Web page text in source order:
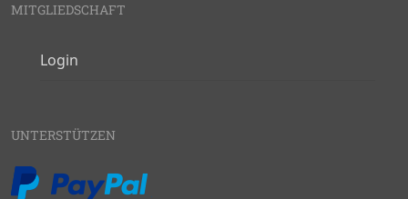
MITGLIEDSCHAFT
Login
UNTERSTÜTZEN